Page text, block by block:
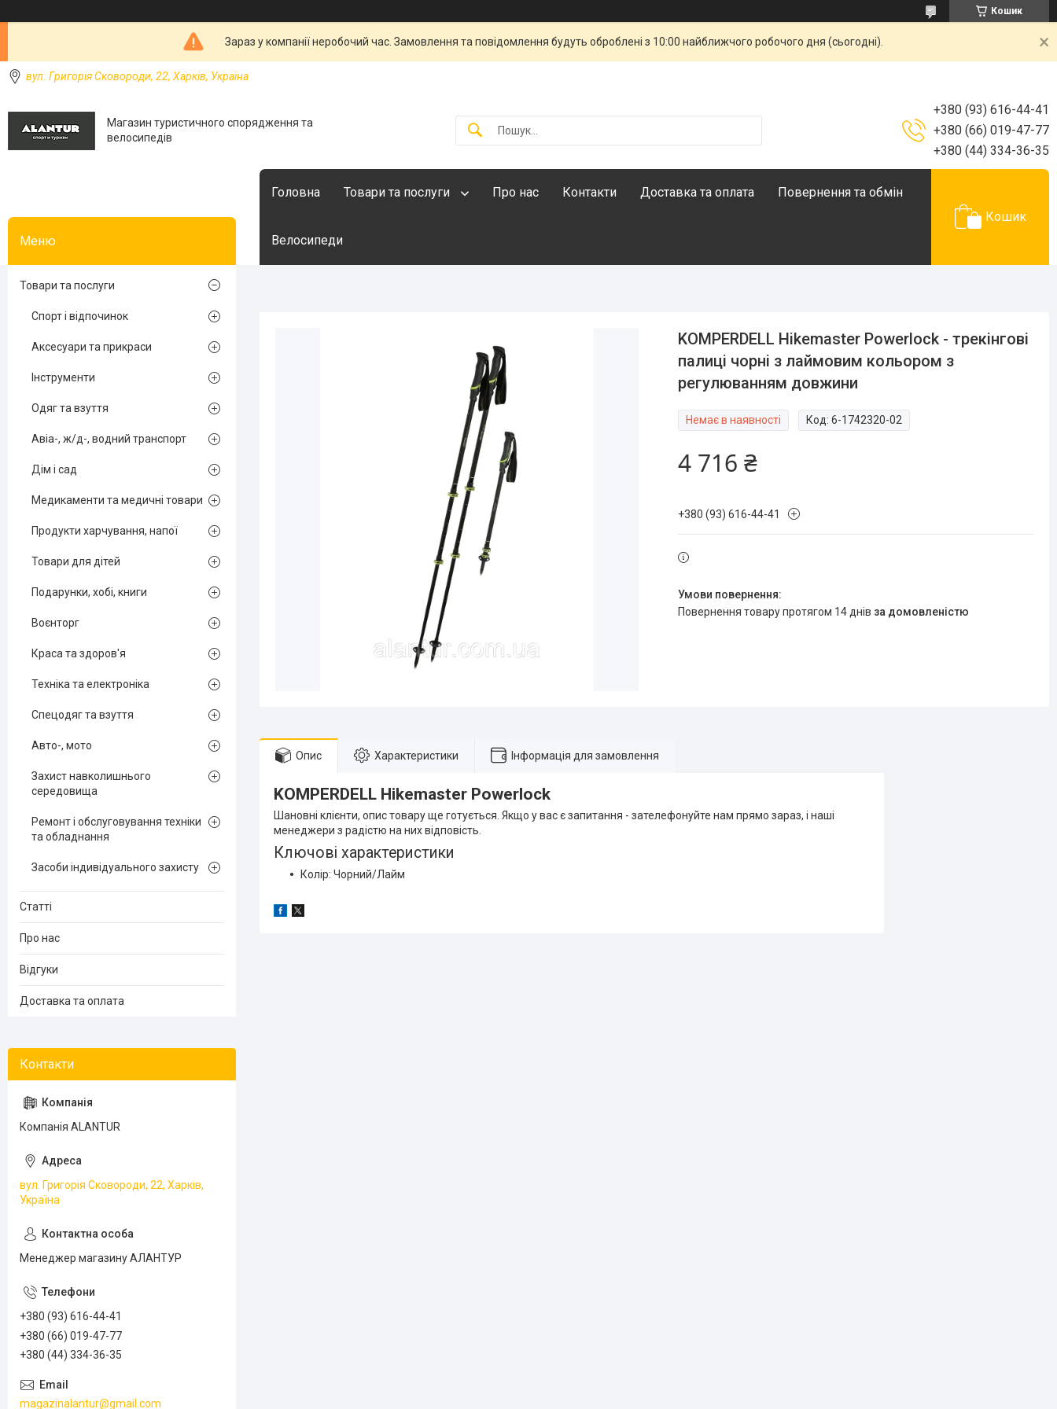
Кошик
Зараз у компанії неробочий час. Замовлення та повідомлення будуть оброблені з 10:00 найближчого робочого дня (сьогодні).
вул. Григорія Сковороди, 22, Харків, Україна
Магазин туристичного спорядження та
велосипедів
+380 (93) 616-44-41
+380 (66) 019-47-77
+380 (44) 334-36-35
Головна Товари та послуги Про нас Контакти Доставка та оплата Повернення та обмін
Велосипеди
Кошик
KOMPERDELL Hikemaster Powerlock - трекінгові
палиці чорні з лаймовим кольором з
регулюванням довжини
Немає в наявності Код:6-1742320-02
4 716 ₴
+380 (93) 616-44-41
повернення товару протягом 14 днів за домовленістю
Опис Характеристики Інформація для замовлення
KOMPERDELL Hikemaster Powerlock
Шановні клієнти, опис товару ще готується. Якщо у вас є запитання - зателефонуйте нам прямо зараз, і наші
менеджери з радістю на них відповість.
Ключові характеристики
Колір: Чорний/Лайм
Товари та послуги
Спорт і відпочинок
Аксесуари та прикраси
Інструменти
Одяг та взуття
Авіа-, ж/д-, водний транспорт
Дім і сад
Медикаменти та медичні товари
Продукти харчування, напої
Товари для дітей
Подарунки, хобі, книги
Воєнторг
Краса та здоров'я
Техніка та електроніка
Спецодяг та взуття
Авто-, мото
Захист навколишнього
середовища
Ремонт і обслуговування техніки
та обладнання
Засоби індивідуального захисту
Статті
Про нас
Відгуки
Доставка та оплата
Компанія ALANTUR
вул. Григорія Сковороди, 22, Харків,
Україна
Менеджер магазину АЛАНТУР
+380 (93) 616-44-41
+380 (66) 019-47-77
+380 (44) 334-36-35
magazinalantur@gmail.com